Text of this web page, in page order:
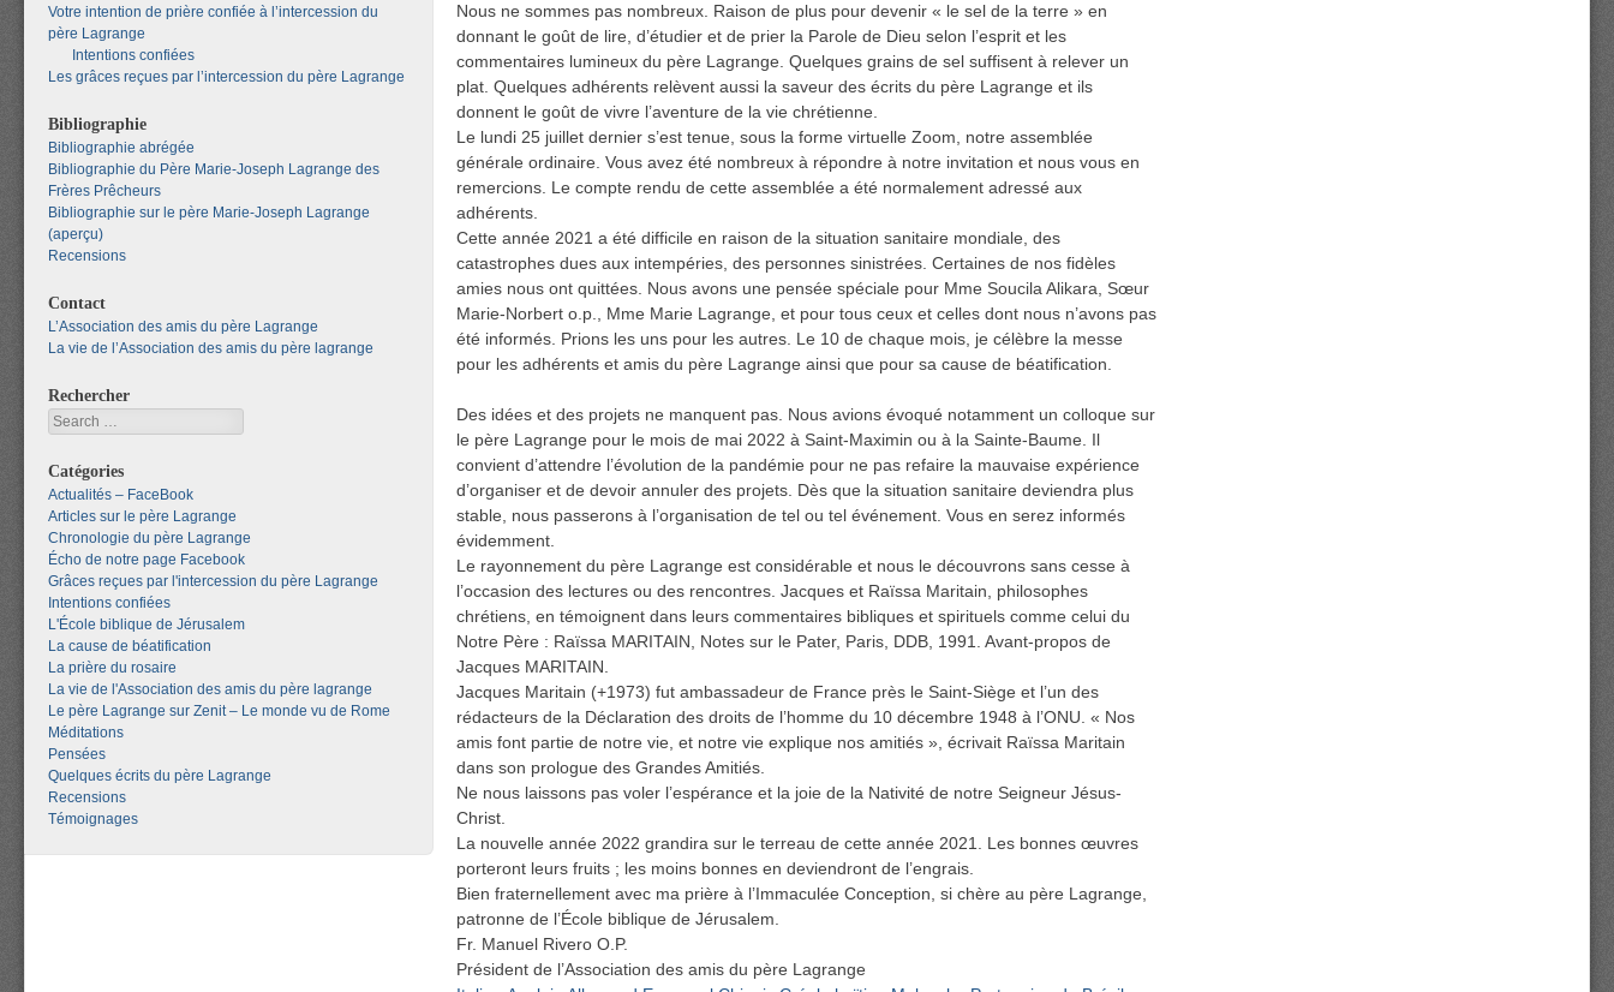
Nous ne sommes pas nombreux. Raison de plus pour devenir « le sel de la terre » en
donnant le goût de lire, d’étudier et de prier la Parole de Dieu selon l’esprit et les
commentaires lumineux du père Lagrange. Quelques grains de sel suffisent à relever un
plat. Quelques adhérents relèvent aussi la saveur des écrits du père Lagrange et ils
donnent le goût de vivre l’aventure de la vie chrétienne.
Le lundi 25 juillet dernier s’est tenue, sous la forme virtuelle Zoom, notre assemblée
générale ordinaire. Vous avez été nombreux à répondre à notre invitation et nous vous en
remercions. Le compte rendu de cette assemblée a été normalement adressé aux
adhérents.
Cette année 2021 a été difficile en raison de la situation sanitaire mondiale, des
catastrophes dues aux intempéries, des personnes sinistrées. Certaines de nos fidèles
amies nous ont quittées. Nous avons une pensée spéciale pour Mme Soucila Alikara, Sœur
Marie-Norbert o.p., Mme Marie Lagrange, et pour tous ceux et celles dont nous n’avons pas
été informés. Prions les uns pour les autres. Le 10 de chaque mois, je célèbre la messe
pour les adhérents et amis du père Lagrange ainsi que pour sa cause de béatification.
Des idées et des projets ne manquent pas. Nous avions évoqué notamment un colloque sur
le père Lagrange pour le mois de mai 2022 à Saint-Maximin ou à la Sainte-Baume. Il
convient d’attendre l’évolution de la pandémie pour ne pas refaire la mauvaise expérience
d’organiser et de devoir annuler des projets. Dès que la situation sanitaire deviendra plus
stable, nous passerons à l’organisation de tel ou tel événement. Vous en serez informés
évidemment.
Le rayonnement du père Lagrange est considérable et nous le découvrons sans cesse à
l’occasion des lectures ou des rencontres. Jacques et Raïssa Maritain, philosophes
chrétiens, en témoignent dans leurs commentaires bibliques et spirituels comme celui du
Notre Père : Raïssa MARITAIN, Notes sur le Pater, Paris, DDB, 1991. Avant-propos de
Jacques MARITAIN.
Jacques Maritain (+1973) fut ambassadeur de France près le Saint-Siège et l’un des
rédacteurs de la Déclaration des droits de l’homme du 10 décembre 1948 à l’ONU. « Nos
amis font partie de notre vie, et notre vie explique nos amitiés », écrivait Raïssa Maritain
dans son prologue des Grandes Amitiés.
Ne nous laissons pas voler l’espérance et la joie de la Nativité de notre Seigneur Jésus-
Christ.
La nouvelle année 2022 grandira sur le terreau de cette année 2021. Les bonnes œuvres
porteront leurs fruits ; les moins bonnes en deviendront de l’engrais.
Bien fraternellement avec ma prière à l’Immaculée Conception, si chère au père Lagrange,
patronne de l’École biblique de Jérusalem.
Fr. Manuel Rivero O.P.
Président de l’Association des amis du père Lagrange
Votre intention de prière confiée à l’intercession du
père Lagrange
Intentions confiées
Les grâces reçues par l’intercession du père Lagrange
Bibliographie
Bibliographie abrégée
Bibliographie du Père Marie-Joseph Lagrange des
Frères Prêcheurs
Bibliographie sur le père Marie-Joseph Lagrange
(aperçu)
Recensions
Contact
L’Association des amis du père Lagrange
La vie de l’Association des amis du père lagrange
Rechercher
Search
Catégories
Actualités – FaceBook
Articles sur le père Lagrange
Chronologie du père Lagrange
Écho de notre page Facebook
Grâces reçues par l'intercession du père Lagrange
Intentions confiées
L'École biblique de Jérusalem
La cause de béatification
La prière du rosaire
La vie de l'Association des amis du père lagrange
Le père Lagrange sur Zenit – Le monde vu de Rome
Méditations
Pensées
Quelques écrits du père Lagrange
Recensions
Témoignages